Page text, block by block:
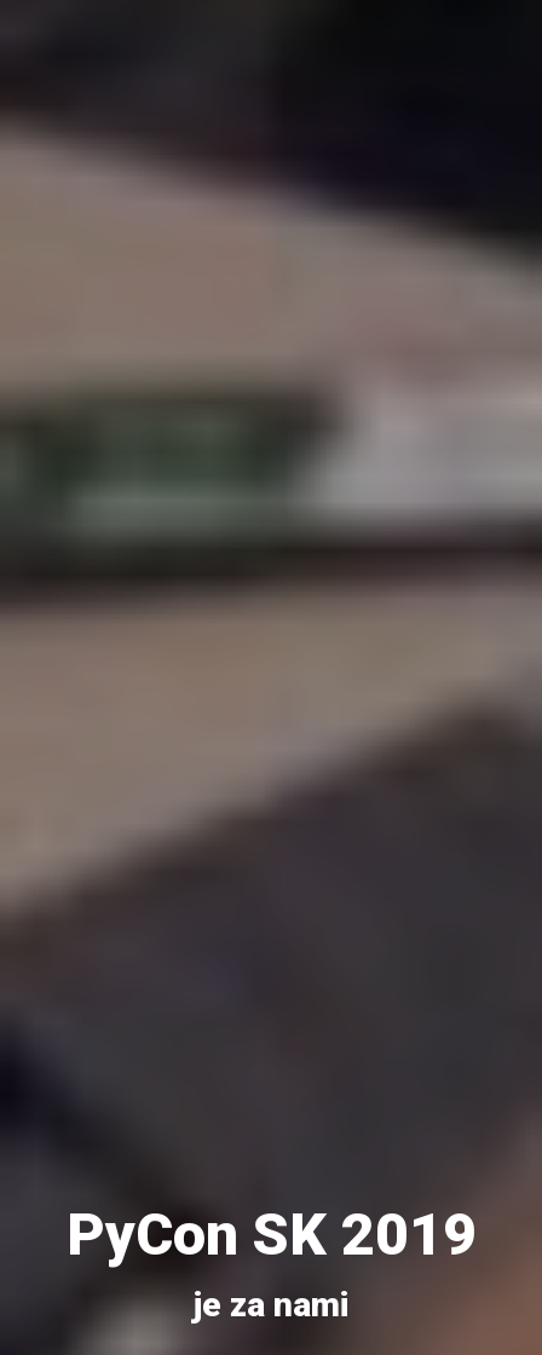
PyCon SK 2019
je za nami